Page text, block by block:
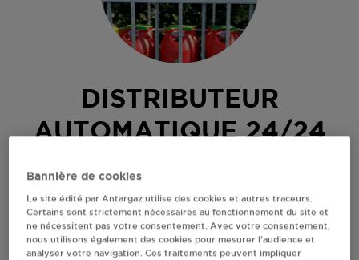
DISTRIBUTEUR
AUTOMATIQUE 24/24
RN 171
53800RENAZE
Distributeur 24h/24 de bouteilles de gaz
Bannière de cookies
Le site édité par Antargaz utilise des cookies et autres traceurs.
Certains sont strictement nécessaires au fonctionnement du site et
ne nécessitent pas votre consentement. Avec votre consentement,
nous utilisons également des cookies pour mesurer l’audience et
analyser votre navigation. Ces traitements peuvent impliquer